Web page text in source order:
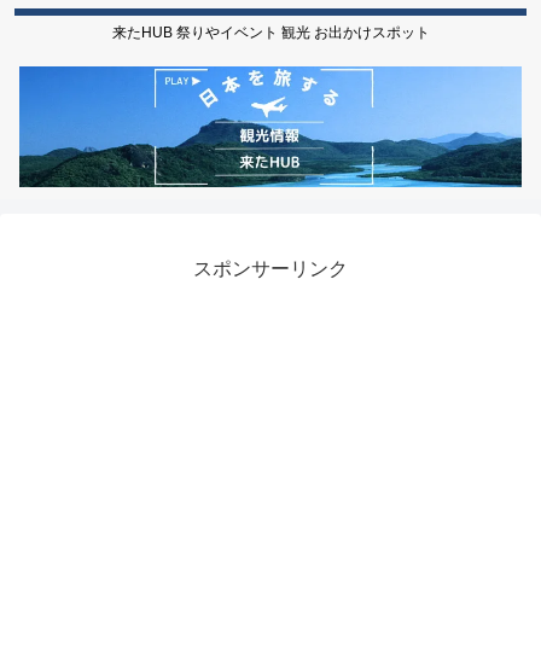
来たHUB 祭りやイベント 観光 お出かけスポット
スポンサーリンク